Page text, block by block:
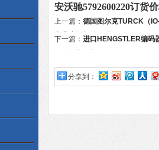
安沃驰5792600220订货
上一篇： 德国图尔克TURCK（
湖北省授权总代理
下一篇： 进口HENGSTLER编码
分享到：